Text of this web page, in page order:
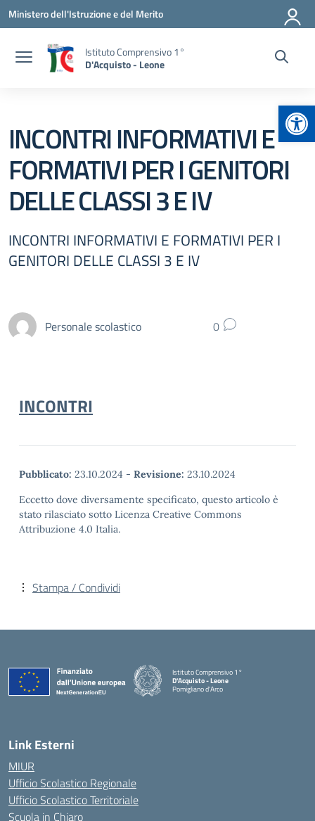
Vai ai contenuti
Vai al menu di navigazione
Vai al footer
Ministero dell'Istruzione e del Merito
Istituto Comprensivo 1°
D'Acquisto - Leone
INCONTRI INFORMATIVI E
FORMATIVI PER I GENITORI
DELLE CLASSI 3 E IV
INCONTRI INFORMATIVI E FORMATIVI PER I
GENITORI DELLE CLASSI 3 E IV
Personale scolastico 0
INCONTRI
Pubblicato: 23.10.2024 - Revisione: 23.10.2024
Eccetto dove diversamente specificato, questo articolo è
stato rilasciato sotto Licenza Creative Commons
Attribuzione 4.0 Italia.
Stampa / Condividi
Istituto Comprensivo 1°
D'Acquisto - Leone
Pomigliano d'Arco
— Visita la pagina iniziale della scuola
Link Esterni
MIUR
Ufficio Scolastico Regionale
Ufficio Scolastico Territoriale
Scuola in Chiaro